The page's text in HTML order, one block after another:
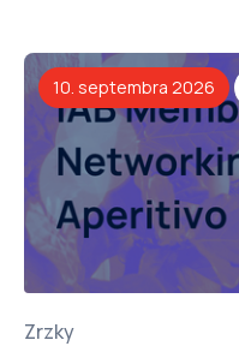
10. septembra 2026
Zrzky